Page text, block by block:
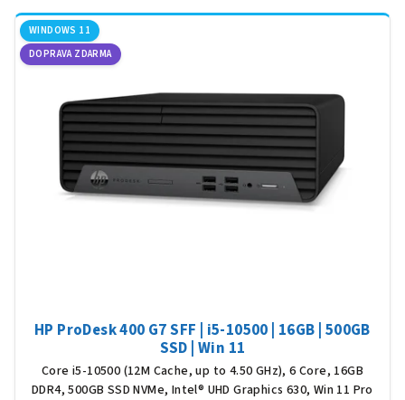
WINDOWS 11
DOPRAVA ZDARMA
HP ProDesk 400 G7 SFF | i5-10500 | 16GB | 500GB
SSD | Win 11
Core i5-10500 (12M Cache, up to 4.50 GHz), 6 Core, 16GB
DDR4, 500GB SSD NVMe, Intel® UHD Graphics 630, Win 11 Pro